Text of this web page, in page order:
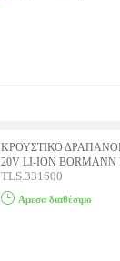
ΚΡΟΥΣΤΙΚΟ
20V LI-ION BORMANN
TLS.331600
Αμεσα διαθέσιμο